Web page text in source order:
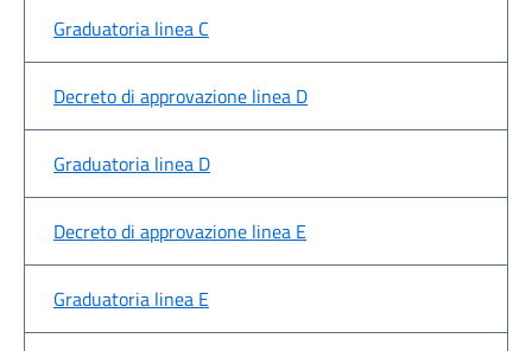
Graduatoria linea C
Decreto di approvazione linea D
Graduatoria linea D
Decreto di approvazione linea E
Graduatoria linea E